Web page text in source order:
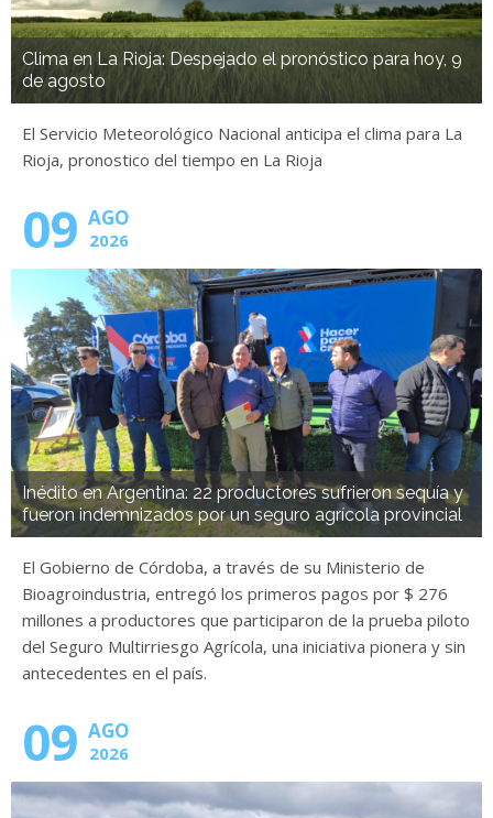
Clima en La Rioja: Despejado el pronóstico para hoy, 9
de agosto
El Servicio Meteorológico Nacional anticipa el clima para La
Rioja, pronostico del tiempo en La Rioja
09 AGO
2026
Inédito en Argentina: 22 productores sufrieron sequía y
fueron indemnizados por un seguro agrícola provincial
El Gobierno de Córdoba, a través de su Ministerio de
Bioagroindustria, entregó los primeros pagos por $ 276
millones a productores que participaron de la prueba piloto
del Seguro Multirriesgo Agrícola, una iniciativa pionera y sin
antecedentes en el país.
09 AGO
2026